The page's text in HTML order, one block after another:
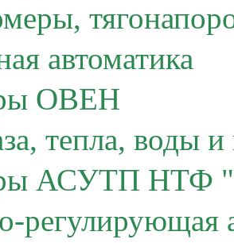
автоматика
ОВЕН
тепла, воды и
АСУТП НТФ
регулирующая